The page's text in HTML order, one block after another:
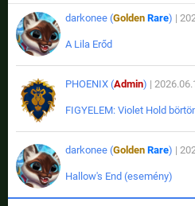
darkonee (Golden Rare) |
A Lila Erőd
PHOENIX (Admin) |
FIGYELEM: Violet Hold
darkonee (Golden Rare) |
Hallow's End (esemény)